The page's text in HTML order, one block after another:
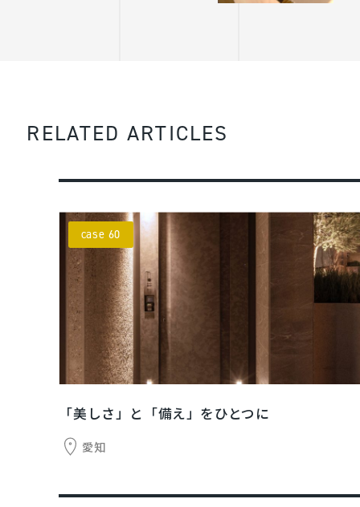
RELATED ARTICLES
case 60
「美しさ」と「備え」をひとつに
愛知